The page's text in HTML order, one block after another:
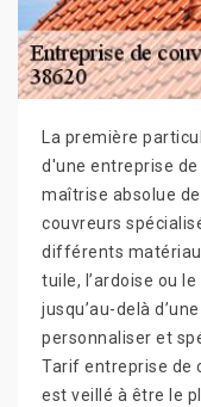
La première
d'une entreprise
maîtrise absolue
couvreurs
différents
tuile, l’ardoise ou
jusqu’au-delà
personnaliser et
Tarif entreprise de
est veillé à être le